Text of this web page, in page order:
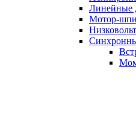
Линейные
Мотор-